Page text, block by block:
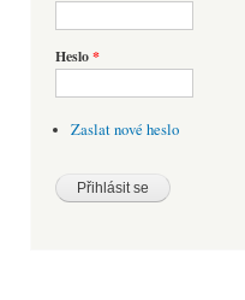
Heslo*
Zaslat nové heslo